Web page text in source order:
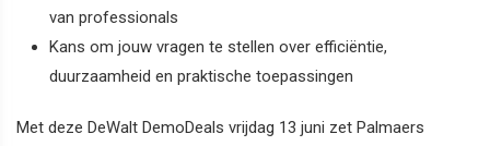
van professionals
Kans om jouw vragen te stellen over efficiëntie,
duurzaamheid en praktische toepassingen
Met deze DeWalt DemoDeals vrijdag 13 juni zet Palmaers